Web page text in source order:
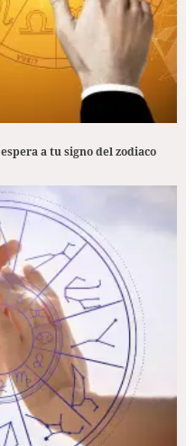
a tu signo del zodiaco